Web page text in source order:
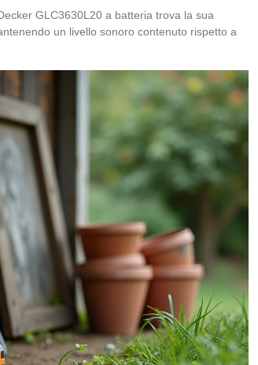
GLC3630L20 a batteria trova la sua
un livello sonoro contenuto rispetto a